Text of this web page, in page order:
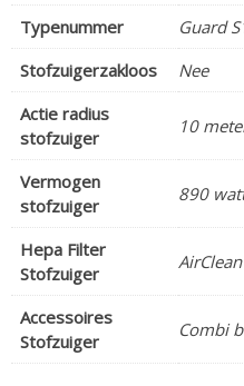
Typenummer
Guard
Stofzuigerzakloos
Nee
Actie radius
stofzuiger
10
Vermogen
stofzuiger
890
Hepa Filter
Stofzuiger
AirClean
Accessoires
Stofzuiger
Combi